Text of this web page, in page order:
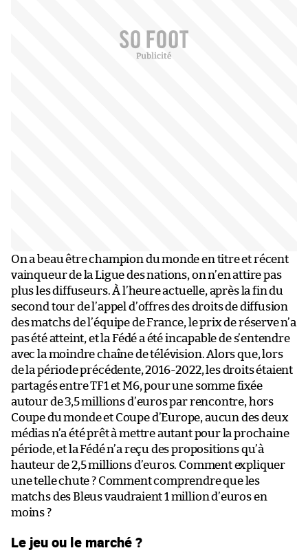
On a beau être champion du monde en titre et récent
vainqueur de la Ligue des nations, on n’en attire pas
plus les diffuseurs. À l’heure actuelle, après la fin du
second tour de l’appel d’offres des droits de diffusion
des matchs de l’équipe de France, le prix de réserve n’a
pas été atteint, et la Fédé a été incapable de s’entendre
avec la moindre chaîne de télévision. Alors que, lors
de la période précédente, 2016-2022, les droits étaient
partagés entre TF1 et M6, pour une somme fixée
autour de 3,5 millions d’euros par rencontre, hors
Coupe du monde et Coupe d’Europe, aucun des deux
médias n’a été prêt à mettre autant pour la prochaine
période, et la Fédé n’a reçu des propositions qu’à
hauteur de 2,5 millions d’euros. Comment expliquer
une telle chute ? Comment comprendre que les
matchs des Bleus vaudraient 1 million d’euros en
moins ?
Le jeu ou le marché ?